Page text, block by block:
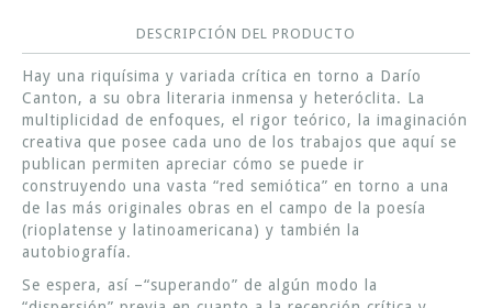
DESCRIPCIÓN DEL PRODUCTO
Hay una riquísima y variada crítica en torno a Darío
Canton, a su obra literaria inmensa y heteróclita. La
multiplicidad de enfoques, el rigor teórico, la imaginación
creativa que posee cada uno de los trabajos que aquí se
publican permiten apreciar cómo se puede ir
construyendo una vasta “red semiótica” en torno a una
de las más originales obras en el campo de la poesía
(rioplatense y latinoamericana) y también la
autobiografía.
Se espera, así –“superando” de algún modo la